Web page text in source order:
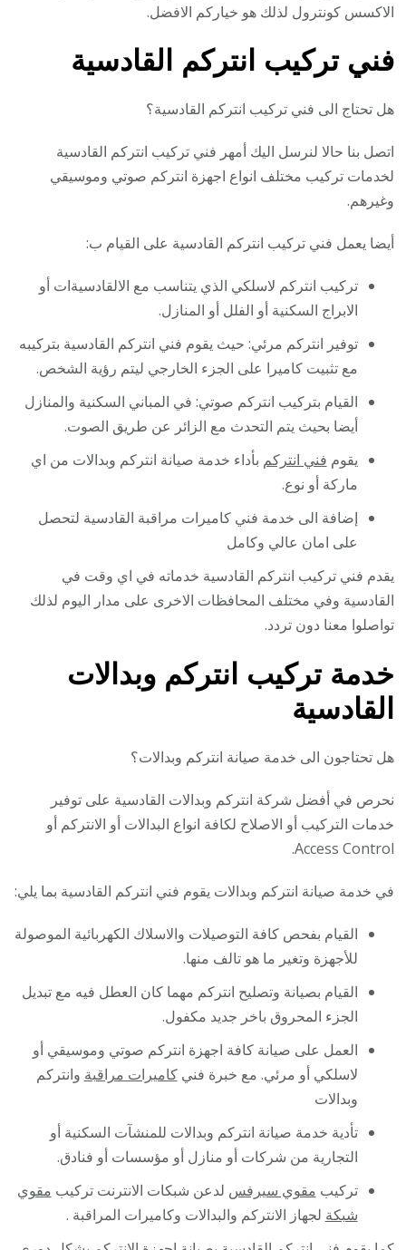
الاكسس كونترول لذلك هو خياركم الافضل.
فني تركيب انتركم القادسية
هل تحتاج الى فني تركيب انتركم القادسية؟
اتصل بنا حالا لنرسل اليك أمهر فني تركيب انتركم القادسية
لخدمات تركيب مختلف انواع اجهزة انتركم صوتي وموسيقي
وغيرهم.
أيضا يعمل فني تركيب انتركم القادسية على القيام ب:
تركيب انتركم لاسلكي الذي يتناسب مع الالقادسيةات أو
الابراج السكنية أو الفلل أو المنازل.
توفير انتركم مرئي: حيث يقوم فني انتركم القادسية بتركيبه
مع تثبيت كاميرا على الجزء الخارجي ليتم رؤية الشخص.
القيام بتركيب انتركم صوتي: في المباني السكنية والمنازل
أيضا بحيث يتم التحدث مع الزائر عن طريق الصوت.
يقوم فني انتركم بأداء خدمة صيانة انتركم وبدالات من اي
ماركة أو نوع.
إضافة الى خدمة فني كاميرات مراقبة القادسية لتحصل
على امان عالي وكامل
يقدم فني تركيب انتركم القادسية خدماته في اي وقت في
القادسية وفي مختلف المحافظات الاخرى على مدار اليوم لذلك
تواصلوا معنا دون تردد.
خدمة تركيب انتركم وبدالات
القادسية
هل تحتاجون الى خدمة صيانة انتركم وبدالات؟
نحرص في أفضل شركة انتركم وبدالات القادسية على توفير
خدمات التركيب أو الاصلاح لكافة انواع البدالات أو الانتركم أو
Access Control.
في خدمة صيانة انتركم وبدالات يقوم فني انتركم القادسية بما يلي:
القيام بفحص كافة التوصيلات والاسلاك الكهربائية الموصولة
للأجهزة وتغير ما هو تالف منها.
القيام بصيانة وتصليح انتركم مهما كان العطل فيه مع تبديل
الجزء المحروق باخر جديد مكفول.
العمل على صيانة كافة اجهزة انتركم صوتي وموسيقي أو
لاسلكي أو مرئي. مع خبرة فنيكاميرات مراقبة وانتركم
وبدالات
تأدية خدمة صيانة انتركم وبدالات للمنشآت السكنية أو
التجارية من شركات أو منازل أو مؤسسات أو فنادق.
تركيب مقوي سيرفس لدعن شبكات الانترنت تركيب مقوي
شبكة لجهاز الانتركم والبدالات وكاميرات المراقبة .